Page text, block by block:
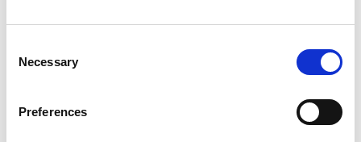
Selection
Necessary
Preferences
l’annuaire de l’entreprise où qu’il soit. Il peut plus
l’aider à résoudre un problème ou de lui fournir la
bonne information.»
Quelles sont les fonctions que Microtis rassemble